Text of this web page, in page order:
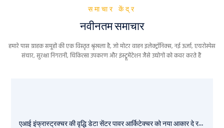
समाचार केंद्र
नवीनतम समाचार
हमारे पास ग्राहक समूहों की एक विस्तृत श्रृंखला है, जो मोटर वाहन इलेक्ट्रॉनिक्स, नई ऊर्जा, एयरोस्पेस
संचार, सुरक्षा निगरानी, ​​चिकित्सा उपकरण और इंस्ट्रूमेंटेशन जैसे उद्योगों को कवर करते हैं
एआई इंफ्रास्ट्रक्चर की वृद्धि डेटा सेंटर पावर आर्किटेक्चर को नया आकार दे रही